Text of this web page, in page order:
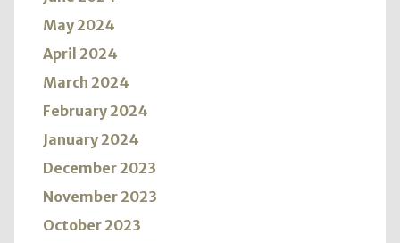
May 2024
April 2024
March 2024
February 2024
January 2024
December 2023
November 2023
October 2023